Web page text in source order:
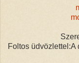
Foltos